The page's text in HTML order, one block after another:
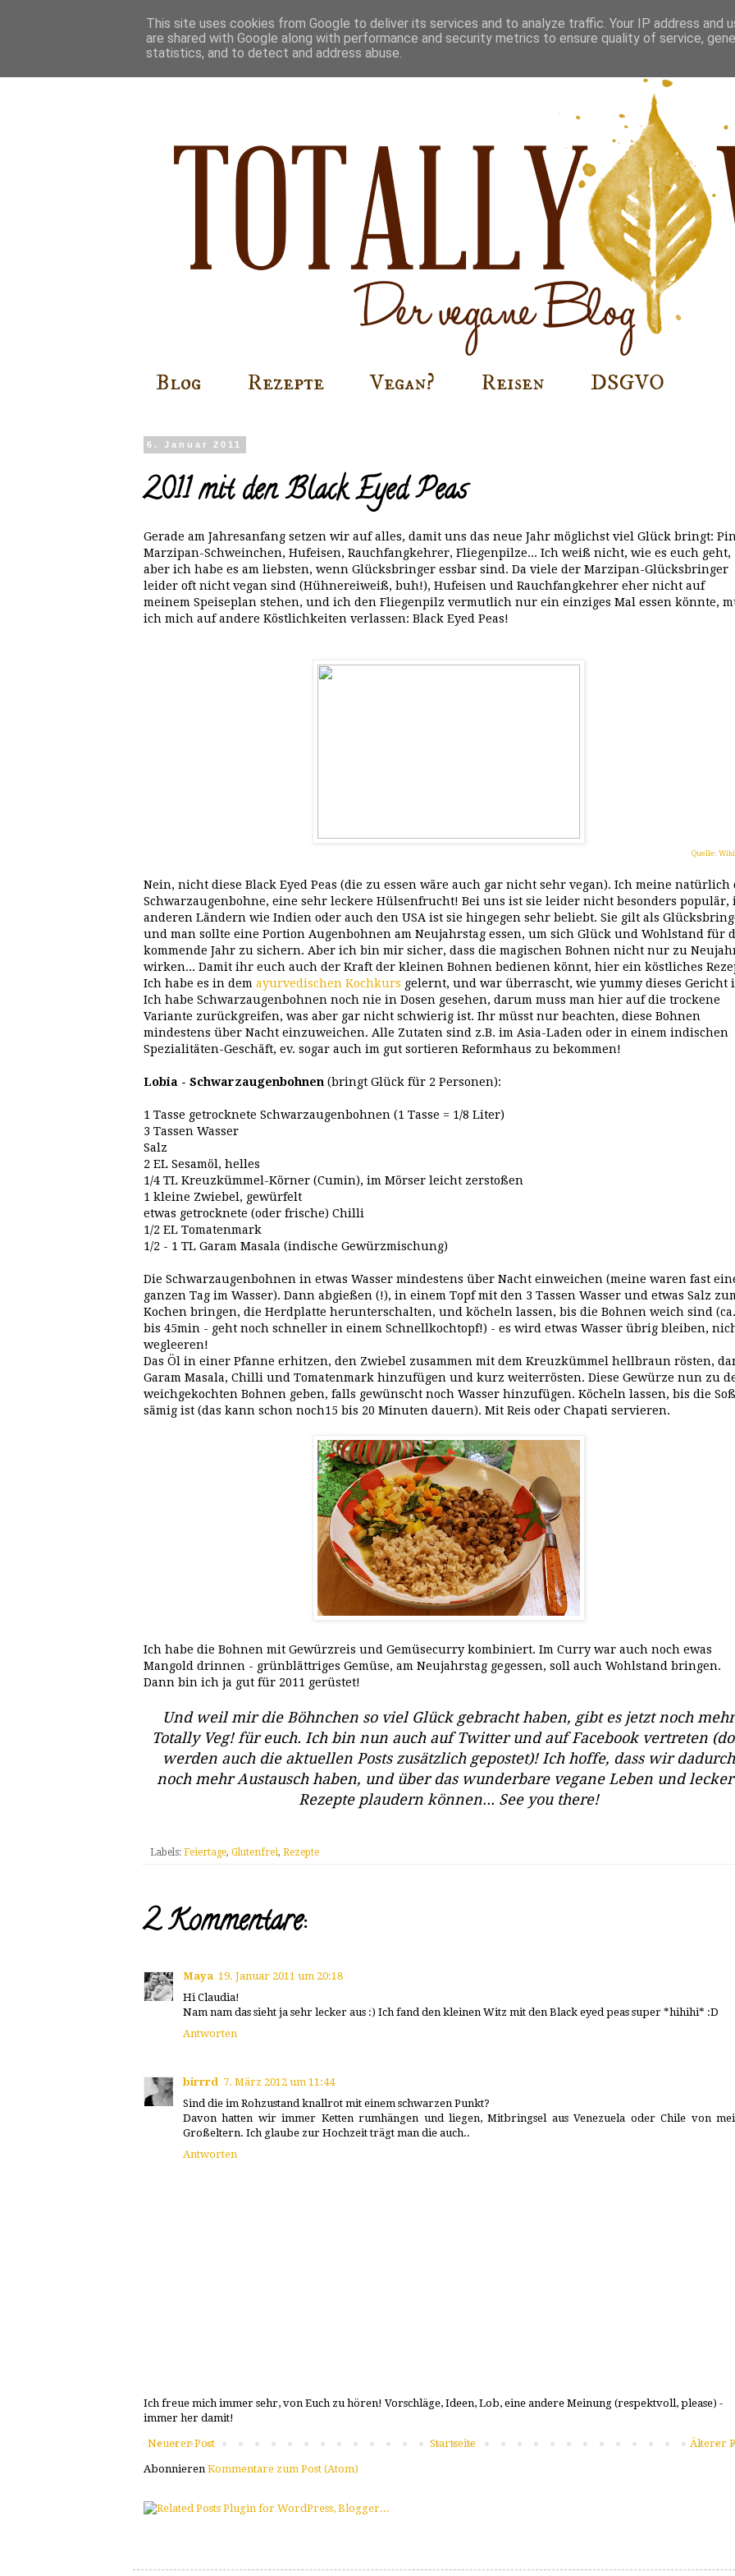
Blog Rezepte Vegan? Reisen DSGVO
6. Januar 2011
2011 mit den Black Eyed Peas
Gerade am Jahresanfang setzen wir auf alles, damit uns das neue Jahr möglichst viel Glück bringt:
Marzipan-Schweinchen, Hufeisen, Rauchfangkehrer, Fliegenpilze... Ich weiß nicht, wie es euch geht,
aber ich habe es am liebsten, wenn Glücksbringer essbar sind. Da viele der Marzipan-Glücksbringer
leider oft nicht vegan sind (Hühnereiweiß, buh!), Hufeisen und Rauchfangkehrer eher nicht auf
meinem Speiseplan stehen, und ich den Fliegenpilz vermutlich nur ein einziges Mal essen könnte,
ich mich auf andere Köstlichkeiten verlassen: Black Eyed Peas!
Quelle:
Nein, nicht diese Black Eyed Peas (die zu essen wäre auch gar nicht sehr vegan). Ich meine natürlich
Schwarzaugenbohne, eine sehr leckere Hülsenfrucht! Bei uns ist sie leider nicht besonders populär,
anderen Ländern wie Indien oder auch den USA ist sie hingegen sehr beliebt. Sie gilt als
und man sollte eine Portion Augenbohnen am Neujahrstag essen, um sich Glück und Wohlstand für
kommende Jahr zu sichern. Aber ich bin mir sicher, dass die magischen Bohnen nicht nur zu
wirken... Damit ihr euch auch der Kraft der kleinen Bohnen bedienen könnt, hier ein köstliches
Ich habe es in dem ayurvedischen Kochkurs gelernt, und war überrascht, wie yummy dieses Gericht
Ich habe Schwarzaugenbohnen noch nie in Dosen gesehen, darum muss man hier auf die trockene
Variante zurückgreifen, was aber gar nicht schwierig ist. Ihr müsst nur beachten, diese Bohnen
mindestens über Nacht einzuweichen. Alle Zutaten sind z.B. im Asia-Laden oder in einem indischen
Spezialitäten-Geschäft, ev. sogar auch im gut sortieren Reformhaus zu bekommen!
Lobia - Schwarzaugenbohnen (bringt Glück für 2 Personen):
1 Tasse getrocknete Schwarzaugenbohnen (1 Tasse = 1/8 Liter)
3 Tassen Wasser
Salz
2 EL Sesamöl, helles
1/4 TL Kreuzkümmel-Körner (Cumin), im Mörser leicht zerstoßen
1 kleine Zwiebel, gewürfelt
etwas getrocknete (oder frische) Chilli
1/2 EL Tomatenmark
1/2 - 1 TL Garam Masala (indische Gewürzmischung)
Die Schwarzaugenbohnen in etwas Wasser mindestens über Nacht einweichen (meine waren fast
ganzen Tag im Wasser). Dann abgießen (!), in einem Topf mit den 3 Tassen Wasser und etwas Salz
Kochen bringen, die Herdplatte herunterschalten, und köcheln lassen, bis die Bohnen weich sind
bis 45min - geht noch schneller in einem Schnellkochtopf!) - es wird etwas Wasser übrig bleiben,
wegleeren!
Das Öl in einer Pfanne erhitzen, den Zwiebel zusammen mit dem Kreuzkümmel hellbraun rösten,
Garam Masala, Chilli und Tomatenmark hinzufügen und kurz weiterrösten. Diese Gewürze nun zu
weichgekochten Bohnen geben, falls gewünscht noch Wasser hinzufügen. Köcheln lassen, bis die
sämig ist (das kann schon noch15 bis 20 Minuten dauern). Mit Reis oder Chapati servieren.
Ich habe die Bohnen mit Gewürzreis und Gemüsecurry kombiniert. Im Curry war auch noch ewas
Mangold drinnen - grünblättriges Gemüse, am Neujahrstag gegessen, soll auch Wohlstand bringen.
Dann bin ich ja gut für 2011 gerüstet!
Und weil mir die Böhnchen so viel Glück gebracht haben, gibt es jetzt noch mehr
Totally Veg! für euch. Ich bin nun auch auf Twitter und auf Facebook vertreten
werden auch die aktuellen Posts zusätzlich gepostet)! Ich hoffe, dass wir dadurch
noch mehr Austausch haben, und über das wunderbare vegane Leben und
Rezepte plaudern können... See you there!
Labels: Feiertage, Glutenfrei, Rezepte
2 Kommentare:
Maya 19. Januar 2011 um 20:18
Hi Claudia!
Nam nam das sieht ja sehr lecker aus :) Ich fand den kleinen Witz mit den Black eyed peas super *hihihi* :D
Antworten
birrrd 7. März 2012 um 11:44
Sind die im Rohzustand knallrot mit einem schwarzen Punkt?
Davon hatten wir immer Ketten rumhängen und liegen, Mitbringsel aus Venezuela oder Chile von
Großeltern. Ich glaube zur Hochzeit trägt man die auch..
Antworten
Ich freue mich immer sehr, von Euch zu hören! Vorschläge, Ideen, Lob, eine andere Meinung (respektvoll, please) -
immer her damit!
Neuerer Post Älterer
Startseite
Abonnieren Kommentare zum Post (Atom)
This site uses cookies from Google to deliver its services and to analyze traffic. Your IP address and
are shared with Google along with performance and security metrics to ensure quality of service,
statistics, and to detect and address abuse.